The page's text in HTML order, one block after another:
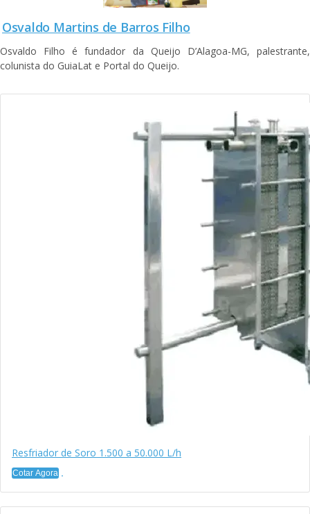
Osvaldo Martins de Barros Filho
Osvaldo Filho é fundador da Queijo D’Alagoa-MG, palestrante,
colunista do GuiaLat e Portal do Queijo.
Resfriador de Soro 1.500 a 50.000 L/h
Cotar Agora